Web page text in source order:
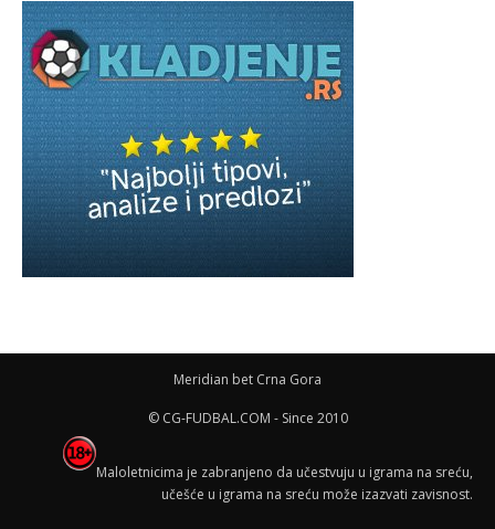
Meridian bet Crna Gora
© CG-FUDBAL.COM - Since 2010
Maloletnicima je zabranjeno da učestvuju u igrama na sreću,
učešće u igrama na sreću može izazvati zavisnost.